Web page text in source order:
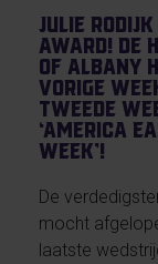
Julie
award! De
of Albany
vorige
tweede
‘America
Week’!
De
mocht
laatste